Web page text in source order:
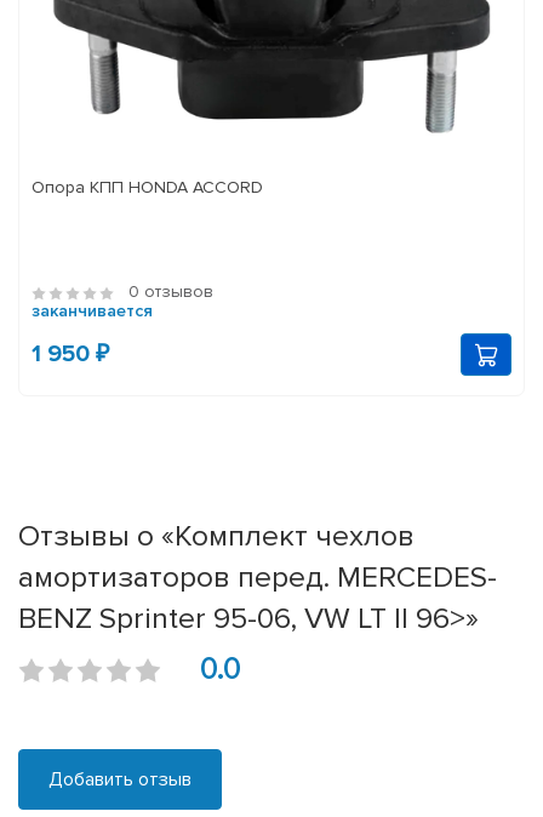
Опора КПП HONDA ACCORD
0 отзывов
заканчивается
1 950 ₽
Отзывы о «Комплект чехлов
амортизаторов перед. MERCEDES-
BENZ Sprinter 95-06, VW LT II 96>»
0.0
Добавить отзыв